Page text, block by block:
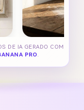
DE IA GERADO COM
PRO.